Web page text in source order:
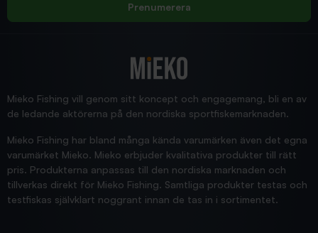
Jensa
Prenumerera
Mieko Fishing vill genom sitt koncept och engagemang, bli en av
de ledande aktörerna på den nordiska sportfiskemarknaden.
Mieko Fishing har bland många kända varumärken även det egna
varumärket Mieko. Mieko erbjuder kvalitativa produkter till rätt
pris. Produkterna anpassas till den nordiska marknaden och
tillverkas direkt för Mieko Fishing. Samtliga produkter testas och
testfiskas självklart noggrant innan de tas in i sortimentet.